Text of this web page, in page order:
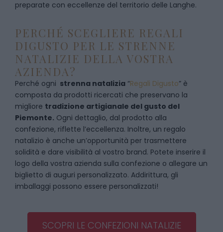
preparate con eccellenze del territorio delle Langhe.
PERCHÉ SCEGLIERE REGALI
DIGUSTO PER LE STRENNE
NATALIZIE DELLA VOSTRA
AZIENDA?
Perché ogni strenna natalizia “Regali Digusto” è
composta da prodotti ricercati che preservano la
migliore tradizione artigianale del gusto del
Piemonte. Ogni dettaglio, dal prodotto alla
confezione, riflette l’eccellenza. Inoltre, un regalo
natalizio è anche un’opportunità per trasmettere
solidità e dare visibilità al vostro brand. Potete inserire il
logo della vostra azienda sulla confezione o allegare un
biglietto di auguri personalizzato. Addirittura, gli
imballaggi possono essere personalizzati!
SCOPRI LE CONFEZIONI NATALIZIE